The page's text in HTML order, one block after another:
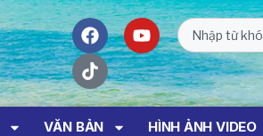
VĂN BẢN HÌNH ẢNH VIDEO